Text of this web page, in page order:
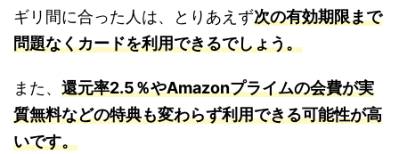
ギリ間に合った人は、とりあえず次の有効期限まで
問題なくカードを利用できるでしょう。
また、 還元率2.5％やAmazonプライムの会費が実
質無料などの特典も変わらず利用できる可能性が高
いです。